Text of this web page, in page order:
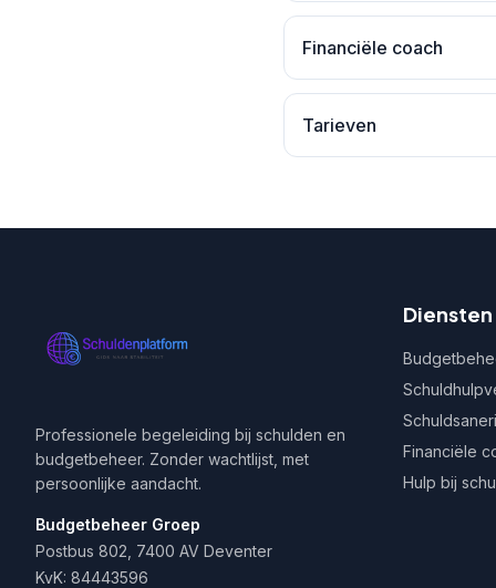
Financiële coach
Tarieven
Professionele begeleiding bij schulden en
budgetbeheer. Zonder wachtlijst, met
persoonlijke aandacht.
Budgetbeheer Groep
Postbus 802, 7400 AV Deventer
KvK: 84443596
Diensten
Financiële
Hulp bij